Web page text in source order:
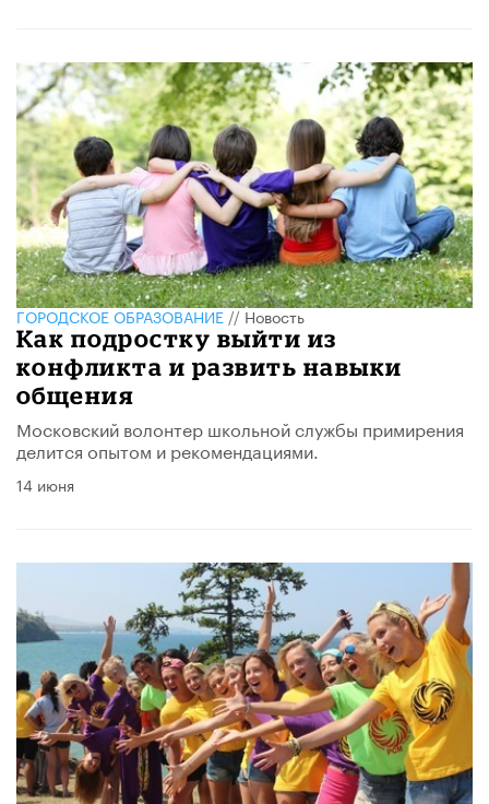
ГОРОДСКОЕ ОБРАЗОВАНИЕ//Новость
Как подростку выйти из
конфликта и развить навыки
общения
Московский волонтер школьной службы примирения
делится опытом и рекомендациями.
14 июня